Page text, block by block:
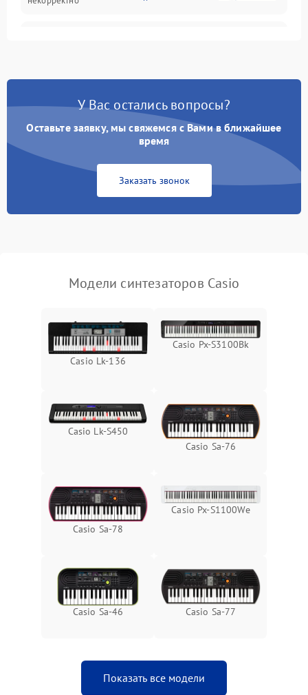
У Вас остались вопросы?
Оставьте заявку, мы свяжемся с Вами в ближайшее
время
Заказать звонок
Модели синтезаторов Casio
Casio Lk-136
Casio Px-S3100Bk
Casio Lk-S450
Casio Sa-76
Casio Sa-78
Casio Px-S1100We
Casio Sa-46 Casio Sa-77
Показать все модели